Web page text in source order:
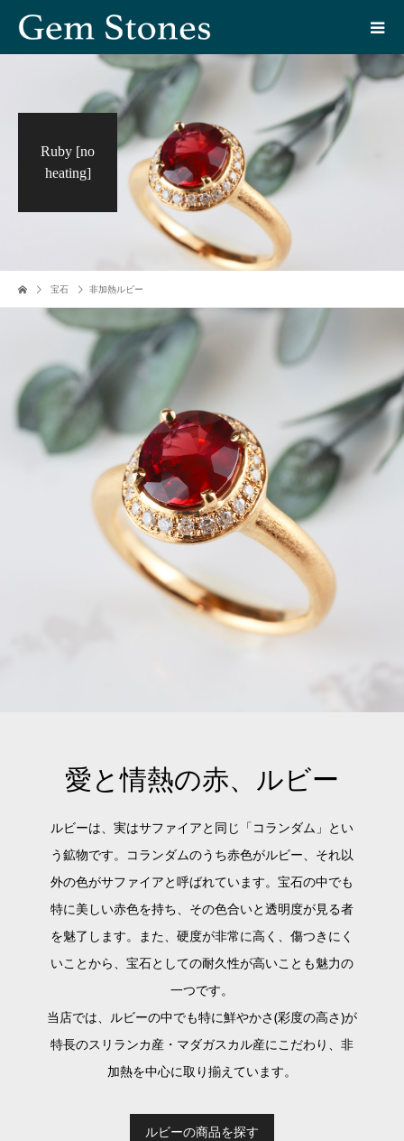
Ruby [no
heating]
宝石 非加熱ルビー
愛と情熱の赤、ルビー
ルビーは、実はサファイアと同じ「コランダム」とい
う鉱物です。コランダムのうち赤色がルビー、それ以
外の色がサファイアと呼ばれています。宝石の中でも
特に美しい赤色を持ち、その色合いと透明度が見る者
を魅了します。また、硬度が非常に高く、傷つきにく
いことから、宝石としての耐久性が高いことも魅力の
一つです。
当店では、ルビーの中でも特に鮮やかさ(彩度の高さ)が
特長のスリランカ産・マダガスカル産にこだわり、非
加熱を中心に取り揃えています。
ルビーの商品を探す